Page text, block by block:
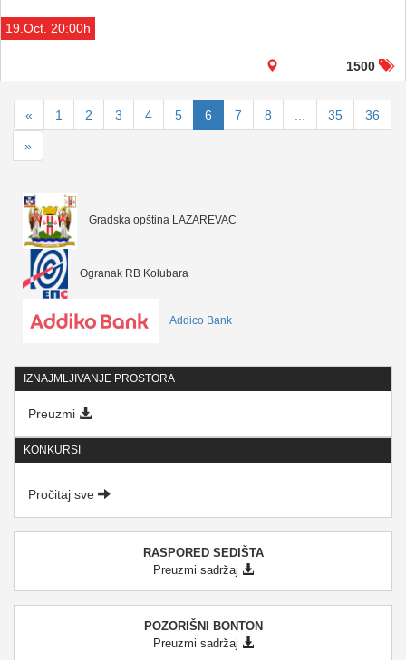
19.Oct. 20:00h
1500
« 1 2 3 4 5 6 7 8 35 36
»
Gradska opština LAZAREVAC
Ogranak RB Kolubara
Addico Bank
IZNAJMLJIVANJE PROSTORA
Preuzmi
KONKURSI
Pročitaj sve
RASPORED SEDIŠTA
Preuzmi sadržaj
POZORIŠNI BONTON
Preuzmi sadržaj